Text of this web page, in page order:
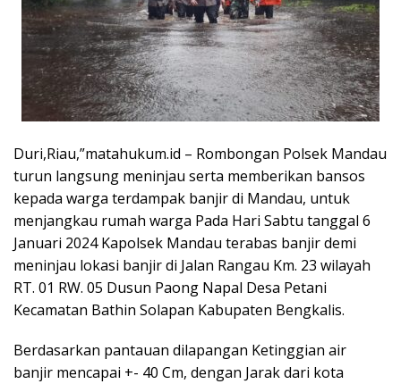
Duri,Riau,”matahukum.id – Rombongan Polsek Mandau
turun langsung meninjau serta memberikan bansos
kepada warga terdampak banjir di Mandau, untuk
menjangkau rumah warga Pada Hari Sabtu tanggal 6
Januari 2024 Kapolsek Mandau terabas banjir demi
meninjau lokasi banjir di Jalan Rangau Km. 23 wilayah
RT. 01 RW. 05 Dusun Paong Napal Desa Petani
Kecamatan Bathin Solapan Kabupaten Bengkalis.
Berdasarkan pantauan dilapangan Ketinggian air
banjir mencapai +- 40 Cm, dengan Jarak dari kota